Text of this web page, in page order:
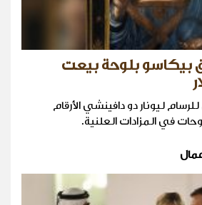
بلوحة بيعت
ليونار دو دافينشي الأرقام
في المزادات العلنية.